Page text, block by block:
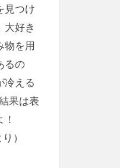
見つけ
大好き
物を用
るの
冷える
果は表
）